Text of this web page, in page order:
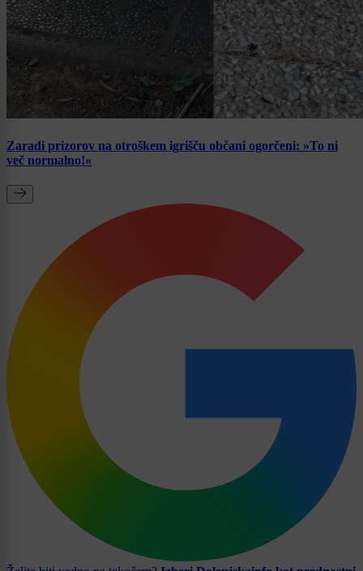
Zaradi prizorov na otroškem igrišču občani ogorčeni: »To ni
več normalno!«